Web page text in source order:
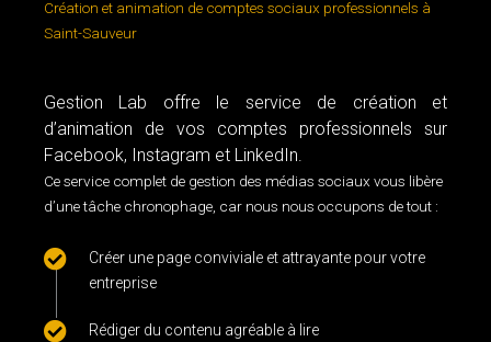
Création et animation de comptes sociaux professionnels à
Saint-Sauveur
Gestion Lab offre le service de création et
d’animation de vos comptes professionnels sur
Facebook, Instagram et LinkedIn.
Ce service complet de gestion des médias sociaux vous libère
d’une tâche chronophage, car nous nous occupons de tout :
Créer une page conviviale et attrayante pour votre
entreprise
Rédiger du contenu agréable à lire